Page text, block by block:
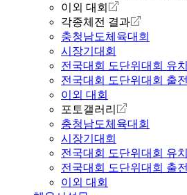
이외 대회
각종체전 결과
충청남도체육대회
시장기대회
전국대회 도단위대회 유치
전국대회 도단위대회 출전
이외 대회
포토갤러리
충청남도체육대회
시장기대회
전국대회 도단위대회 유치
전국대회 도단위대회 출전
이외 대회